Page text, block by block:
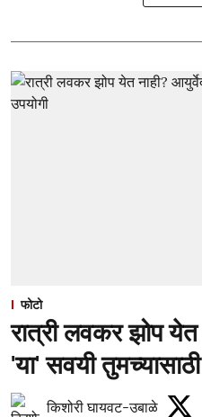
फोटो
रात्री लवकर झोप येत
'या' सवयी
किशोरी घायवट-उबाळे